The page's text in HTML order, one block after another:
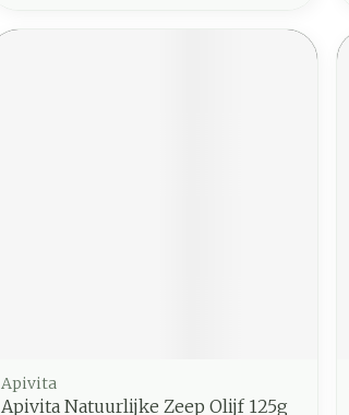
Apivita
Apivita Natuurlijke Zeep Olijf 125g